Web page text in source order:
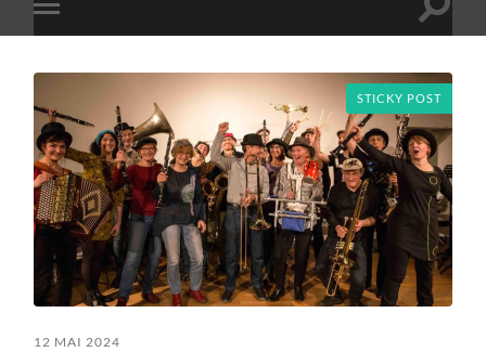
Toggle
mobile
Toggle
STICKY POST
12 MAI 2024